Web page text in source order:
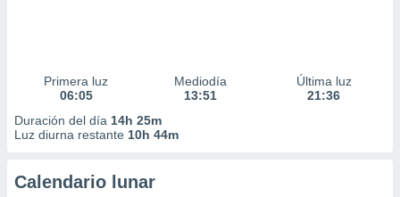
Primera luz
06:05
Mediodía
13:51
Última luz
21:36
Duración del día 14h 25m
Luz diurna restante 10h 44m
Calendario lunar